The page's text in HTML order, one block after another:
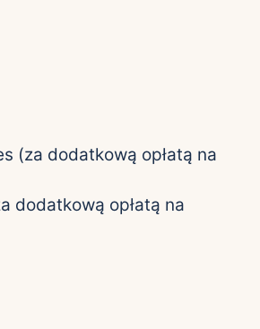
(za dodatkową opłatą na
dodatkową opłatą na